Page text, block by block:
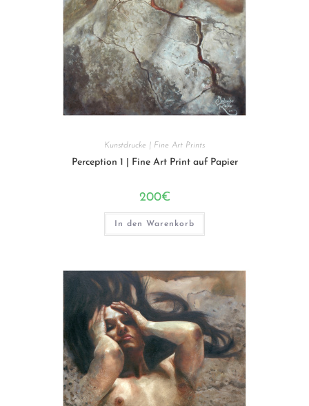
Kunstdrucke | Fine Art Prints
Perception 1 | Fine Art Print auf Papier
200€
In den Warenkorb